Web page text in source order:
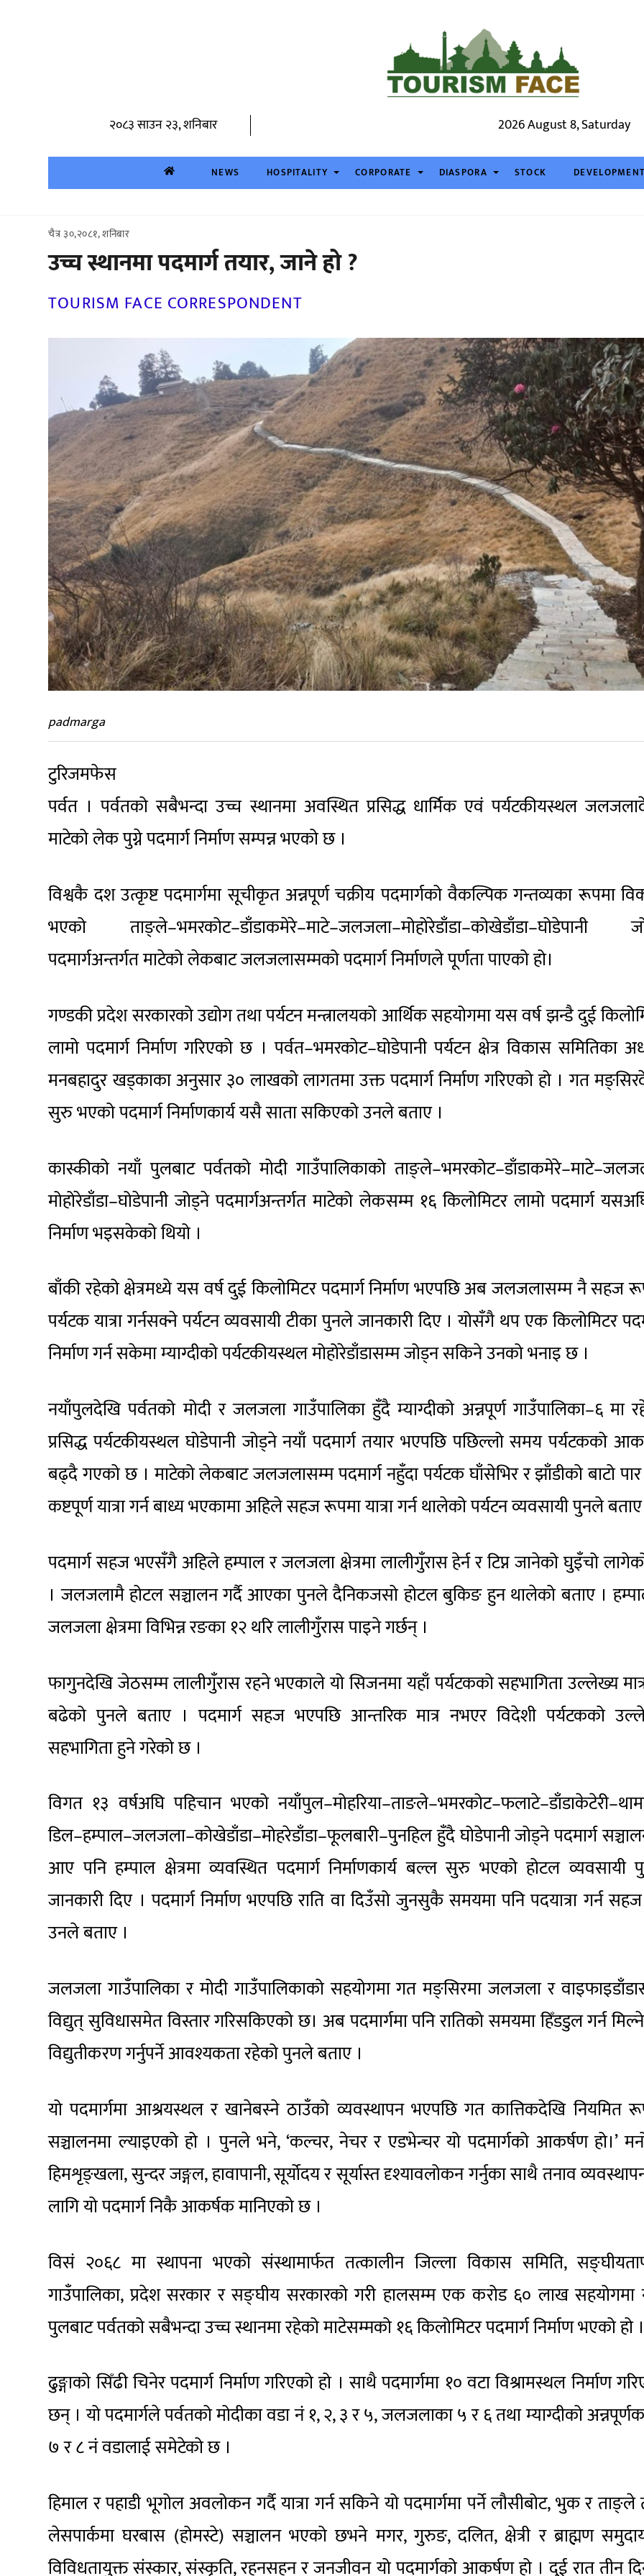
२०८३ साउन २३, शनिबार 2026 August 8, Saturday
NEWS HOSPITALITY CORPORATE DIASPORA STOCK DEVELOPMENT
चैत्र ३०,२०८१, शनिबार
उच्च स्थानमा पदमार्ग तयार, जाने हो ?
TOURISM FACE CORRESPONDENT
padmarga
टुरिजमफेस
पर्वत । पर्वतको सबैभन्दा उच्च स्थानमा अवस्थित प्रसिद्ध धार्मिक एवं पर्यटकीयस्थल
माटेको लेक पुग्ने पदमार्ग निर्माण सम्पन्न भएको छ ।
विश्वकै दश उत्कृष्ट पदमार्गमा सूचीकृत अन्नपूर्ण चक्रीय पदमार्गको वैकल्पिक गन्तव्यका रूपमा
भएको ताङ्ले–भमरकोट–डाँडाकमेरे–माटे–जलजला–मोहोरेडाँडा–कोखेडाँडा–घोडेपानी
पदमार्गअन्तर्गत माटेको लेकबाट जलजलासम्मको पदमार्ग निर्माणले पूर्णता पाएको हो।
गण्डकी प्रदेश सरकारको उद्योग तथा पर्यटन मन्त्रालयको आर्थिक सहयोगमा यस वर्ष झन्डै दुई
लामो पदमार्ग निर्माण गरिएको छ । पर्वत–भमरकोट–घोडेपानी पर्यटन क्षेत्र विकास समितिका
मनबहादुर खड्काका अनुसार ३० लाखको लागतमा उक्त पदमार्ग निर्माण गरिएको हो । गत
सुरु भएको पदमार्ग निर्माणकार्य यसै साता सकिएको उनले बताए ।
कास्कीको नयाँ पुलबाट पर्वतको मोदी गाउँपालिकाको
मोहोरेडाँडा–घोडेपानी जोड्ने पदमार्गअन्तर्गत माटेको लेकसम्म १६ किलोमिटर लामो पदमार्ग
निर्माण भइसकेको थियो ।
बाँकी रहेको क्षेत्रमध्ये यस वर्ष दुई किलोमिटर पदमार्ग निर्माण भएपछि अब जलजलासम्म नै सहज
पर्यटक यात्रा गर्नसक्ने पर्यटन व्यवसायी टीका पुनले जानकारी दिए । योसँगै थप एक किलोमिटर
निर्माण गर्न सकेमा म्याग्दीको पर्यटकीयस्थल मोहोरेडाँडासम्म जोड्न सकिने उनको भनाइ छ ।
नयाँपुलदेखि पर्वतको मोदी र जलजला गाउँपालिका हुँदै म्याग्दीको अन्नपूर्ण गाउँपालिका–६ मा
प्रसिद्ध पर्यटकीयस्थल घोडेपानी जोड्ने नयाँ पदमार्ग तयार भएपछि पछिल्लो समय पर्यटकको
बढ्दै गएको छ । माटेको लेकबाट जलजलासम्म पदमार्ग नहुँदा पर्यटक घाँसेभिर र झाँडीको बाटो पार
कष्टपूर्ण यात्रा गर्न बाध्य भएकामा अहिले सहज रूपमा यात्रा गर्न थालेको पर्यटन व्यवसायी पुनले बताए
पदमार्ग सहज भएसँगै अहिले हम्पाल र जलजला क्षेत्रमा लालीगुँरास हेर्न र टिप्न जानेको घुइँचो
। जलजलामै होटल सञ्चालन गर्दै आएका पुनले दैनिकजसो होटल बुकिङ हुन थालेको बताए ।
जलजला क्षेत्रमा विभिन्न रङका १२ थरि लालीगुँरास पाइने गर्छन् ।
फागुनदेखि जेठसम्म लालीगुँरास रहने भएकाले यो सिजनमा यहाँ पर्यटकको सहभागिता उल्लेख्य
बढेको पुनले बताए । पदमार्ग सहज भएपछि आन्तरिक मात्र नभएर विदेशी पर्यटकको
सहभागिता हुने गरेको छ ।
विगत १३ वर्षअघि पहिचान भएको
डिल–हम्पाल–जलजला–कोखेडाँडा–मोहरेडाँडा–फूलबारी–पुनहिल हुँदै घोडेपानी जोड्ने पदमार्ग
आए पनि हम्पाल क्षेत्रमा व्यवस्थित पदमार्ग निर्माणकार्य बल्ल सुरु भएको होटल व्यवसायी
जानकारी दिए । पदमार्ग निर्माण भएपछि राति वा दिउँसो जुनसुकै समयमा पनि पदयात्रा गर्न
उनले बताए ।
जलजला गाउँपालिका र मोदी गाउँपालिकाको सहयोगमा गत मङ्सिरमा जलजला र
विद्युत् सुविधासमेत विस्तार गरिसकिएको छ। अब पदमार्गमा पनि रातिको समयमा हिँडडुल गर्न
विद्युतीकरण गर्नुपर्ने आवश्यकता रहेको पुनले बताए ।
यो पदमार्गमा आश्रयस्थल र खानेबस्ने ठाउँको व्यवस्थापन भएपछि गत कात्तिकदेखि नियमित
सञ्चालनमा ल्याइएको हो । पुनले भने, ‘कल्चर, नेचर र एडभेन्चर यो पदमार्गको आकर्षण हो।’
हिमशृङ्खला, सुन्दर जङ्गल, हावापानी, सूर्योदय र सूर्यास्त दृश्यावलोकन गर्नुका साथै तनाव
लागि यो पदमार्ग निकै आकर्षक मानिएको छ ।
विसं २०६८ मा स्थापना भएको संस्थामार्फत तत्कालीन जिल्ला विकास समिति,
गाउँपालिका, प्रदेश सरकार र सङ्घीय सरकारको गरी हालसम्म एक करोड ६० लाख सहयोगमा
पुलबाट पर्वतको सबैभन्दा उच्च स्थानमा रहेको माटेसम्मको १६ किलोमिटर पदमार्ग निर्माण भएको हो ।
ढुङ्गाको सिँढी चिनेर पदमार्ग निर्माण गरिएको हो । साथै पदमार्गमा १० वटा विश्रामस्थल निर्माण
छन् । यो पदमार्गले पर्वतको मोदीका वडा नं १, २, ३ र ५, जलजलाका ५ र ६ तथा म्याग्दीको
७ र ८ नं वडालाई समेटेको छ ।
हिमाल र पहाडी भूगोल अवलोकन गर्दै यात्रा गर्न सकिने यो पदमार्गमा पर्ने लौसीबोट, भुक र ताङ्ले
लेसपार्कमा घरबास (होमस्टे) सञ्चालन भएको छभने मगर, गुरुङ, दलित, क्षेत्री र ब्राह्मण
विविधतायुक्त संस्कार, संस्कृति, रहनसहन र जनजीवन यो पदमार्गको आकर्षण हो । दुई रात तीन